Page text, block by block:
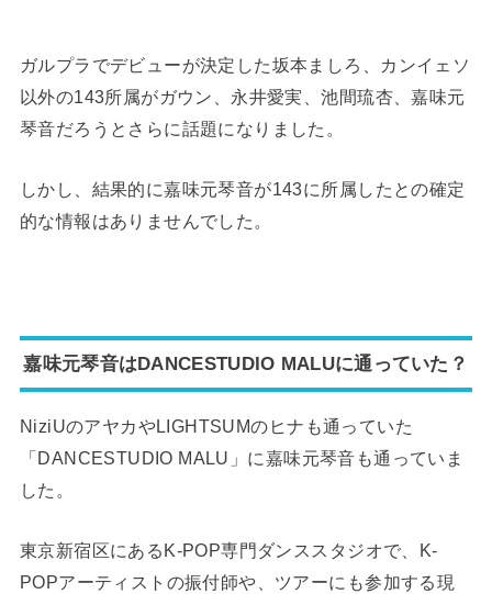
ガルプラでデビューが決定した坂本ましろ、カンイェソ
以外の143所属がガウン、永井愛実、池間琉杏、嘉味元
琴音だろうとさらに話題になりました。
しかし、結果的に嘉味元琴音が143に所属したとの確定
的な情報はありませんでした。
嘉味元琴音はDANCESTUDIO MALUに通っていた？
NiziUのアヤカやLIGHTSUMの ヒナも通っていた
「DANCESTUDIO MALU」に嘉味元琴音も通っていま
した。
東京新宿区にあるK-POP専門ダンススタジオで、K-
POPアーティストの振付師や、ツアーにも参加する現